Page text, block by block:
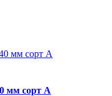
мм сорт А